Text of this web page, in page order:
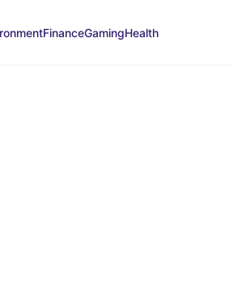
FinanceGamingHealth